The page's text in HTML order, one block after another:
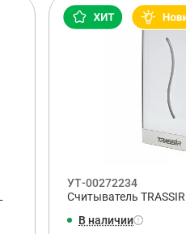
УТ-00272234
Считыватель
В наличии